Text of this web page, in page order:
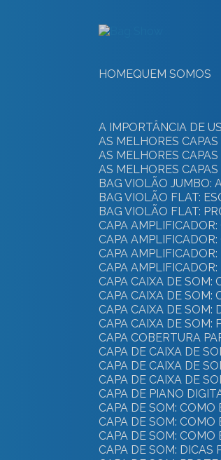
HOME
QUEM SOMOS
A IMPORTÂNCIA DE
AS MELHORES
AS MELHORES
AS MELHORES
BAG VIOLÃO
BAG VIOLÃO FLAT:
BAG VIOLÃO FLAT:
CAPA
CAPA
CAPA
CAPA
CAPA CAIXA DE
CAPA CAIXA DE
CAPA CAIXA DE
CAPA CAIXA DE
CAPA COBERTURA
CAPA DE CAIXA DE
CAPA DE CAIXA DE
CAPA DE CAIXA DE
CAPA DE PIANO
CAPA DE SOM:
CAPA DE SOM:
CAPA DE SOM:
CAPA DE SOM: